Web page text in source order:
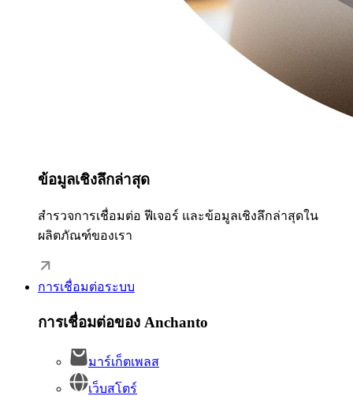
ข้อมูลเชิงลึกล่าสุด
สำรวจการเชื่อมต่อ ฟีเจอร์ และข้อมูลเชิงลึกล่าสุดใน
ผลิตภัณฑ์ของเรา
การเชื่อมต่อระบบ
การเชื่อมต่อของ Anchanto
มาร์เก็ตเพลส
เว็บสโตร์